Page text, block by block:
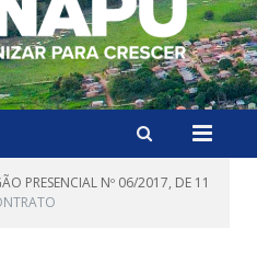
PRESENCIAL Nº 06/2017, DE 11